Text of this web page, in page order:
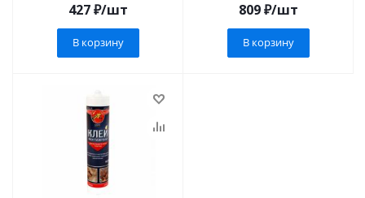
427₽/шт
В корзину
809₽/шт
В корзину